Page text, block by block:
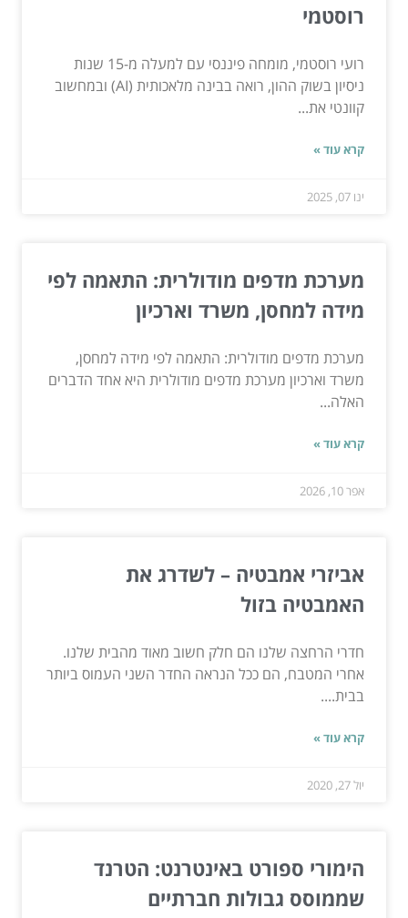
רוסטמי
רועי רוסטמי, מומחה פיננסי עם למעלה מ-15 שנות
ניסיון בשוק ההון, רואה בבינה מלאכותית (AI) ובמחשוב
קוונטי את...
קרא עוד »
ינו 07, 2025
מערכת מדפים מודולרית: התאמה לפי
מידה למחסן, משרד וארכיון
מערכת מדפים מודולרית: התאמה לפי מידה למחסן,
משרד וארכיון מערכת מדפים מודולרית היא אחד הדברים
האלה...
קרא עוד »
אפר 10, 2026
אביזרי אמבטיה – לשדרג את
האמבטיה בזול
חדרי הרחצה שלנו הם חלק חשוב מאוד מהבית שלנו.
אחרי המטבח, הם ככל הנראה החדר השני העמוס ביותר
בבית....
קרא עוד »
יול 27, 2020
הימורי ספורט באינטרנט: הטרנד
שממוסס גבולות חברתיים